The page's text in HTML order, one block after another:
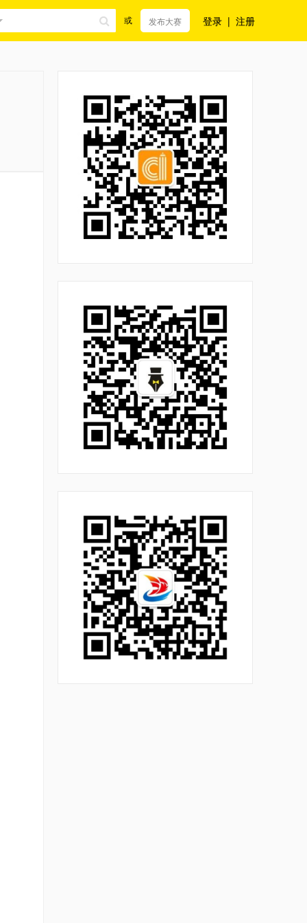
或 发布大赛 登录 | 注册